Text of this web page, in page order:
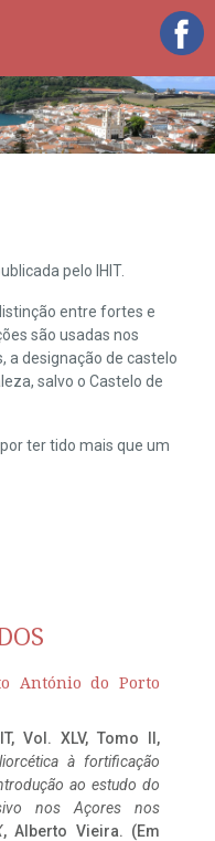
pelo IHIT.
entre fortes e
são usadas nos
a designação de castelo
salvo o Castelo de
ter tido mais que um
António do Porto
Vol. XLV, Tomo II,
à fortificação
ao estudo do
nos Açores nos
, Alberto Vieira. (Em